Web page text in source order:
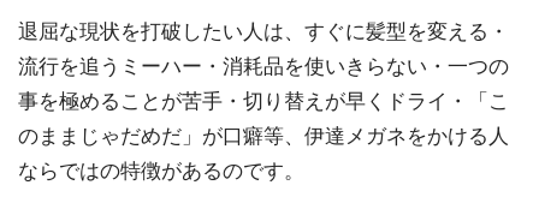
退屈な現状を打破したい人は、すぐに髪型を変える・
流行を追うミーハー・消耗品を使いきらない・一つの
事を極めることが苦手・切り替えが早くドライ・「こ
のままじゃだめだ」が口癖等、伊達メガネをかける人
ならではの特徴があるのです。